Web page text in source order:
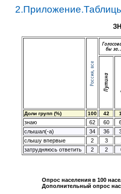
Доли групп (%) 100 42
знаю 62 60
слышал(-а)
34 36
слышу впервые
2 3
затрудняюсь ответить
2 2
Опрос населения в 100
Дополнительный опрос